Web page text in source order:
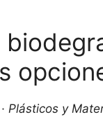
Plásticos y